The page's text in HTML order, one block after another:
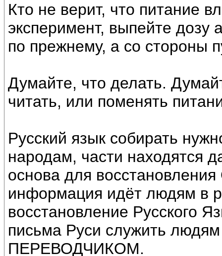
Кто не верит, что питание
эксперимент, выпейте дозу
по прежнему, а со стороны
Думайте, что делать.
читать, или поменять
Русский язык собирать
народам, части находятся
основа для
информация идёт людям в
восстановление Русского
письма Руси служить
ПЕРЕВОДЧИКОМ.